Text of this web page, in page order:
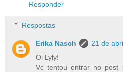
Responder
Respostas
Erika Nasch
21 de
Oi Lyly!
Vc tentou entrar no post